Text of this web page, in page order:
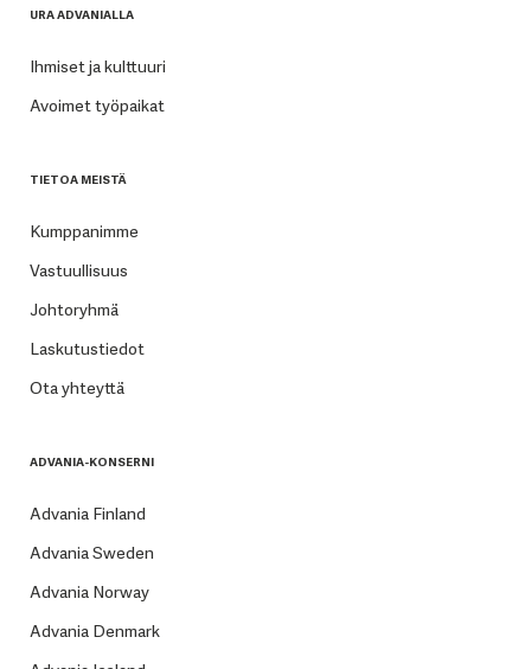
URA ADVANIALLA
Ihmiset ja kulttuuri
Avoimet työpaikat
TIETOA MEISTÄ
Kumppanimme
Vastuullisuus
Johtoryhmä
Laskutustiedot
Ota yhteyttä
ADVANIA-KONSERNI
Advania Finland
Advania Sweden
Advania Norway
Advania Denmark